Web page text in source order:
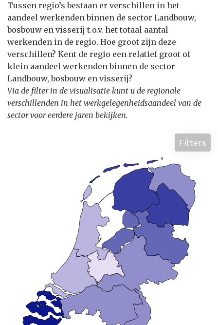
Tussen regio’s bestaan er verschillen in het
aandeel werkenden binnen de sector Landbouw,
bosbouw en visserij t.o.v. het totaal aantal
werkenden in de regio. Hoe groot zijn deze
verschillen? Kent de regio een relatief groot of
klein aandeel werkenden binnen de sector
Landbouw, bosbouw en visserij?
Via de filter in de visualisatie kunt u de regionale
verschillenden in het werkgelegenheidsaandeel van de
sector voor eerdere jaren bekijken.
Filters